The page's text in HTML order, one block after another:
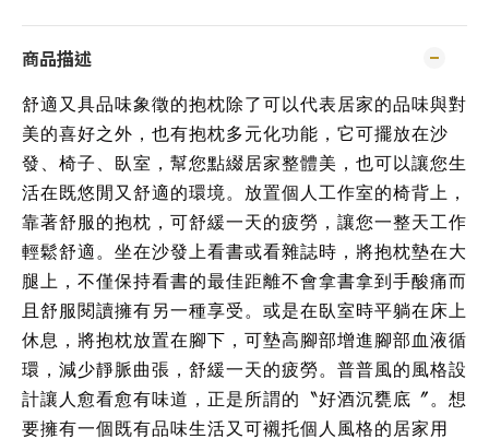
商品描述
舒適又具品味象徵的抱枕除了可以代表居家的品味與對
美的喜好之外，也有抱枕多元化功能，它可擺放在沙
發、椅子、臥室，幫您點綴居家整體美，也可以讓您生
活在既悠閒又舒適的環境。放置個人工作室的椅背上，
靠著舒服的抱枕，可舒緩一天的疲勞，讓您一整天工作
輕鬆舒適。坐在沙發上看書或看雜誌時，將抱枕墊在大
腿上，不僅保持看書的最佳距離不會拿書拿到手酸痛而
且舒服閱讀擁有另一種享受。或是在臥室時平躺在床上
休息，將抱枕放置在腳下，可墊高腳部增進腳部血液循
環，減少靜脈曲張，舒緩一天的疲勞。普普風的風格設
計讓人愈看愈有味道，正是所謂的〝好酒沉甕底〞。想
要擁有一個既有品味生活又可襯托個人風格的居家用